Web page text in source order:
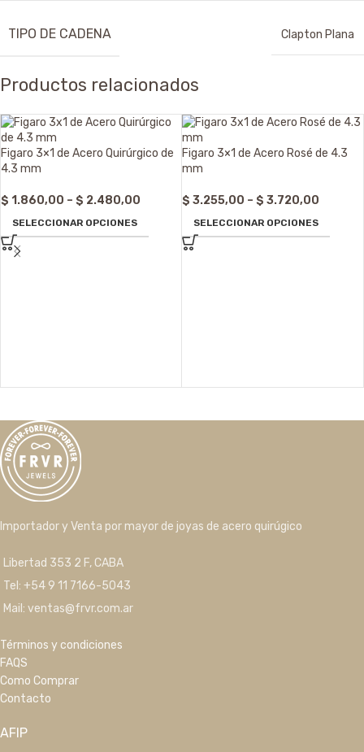
TIPO DE CADENA Clapton Plana
Productos relacionados
Figaro 3×1 de Acero Quirúrgico de
4.3 mm
$ 1.860,00 – $ 2.480,00
SELECCIONAR OPCIONES
Figaro 3×1 de Acero Rosé de 4.3
mm
$ 3.255,00 – $ 3.720,00
SELECCIONAR OPCIONES
Importador y Venta por mayor de joyas de acero quirúgico
Libertad 353 2 F, CABA
Tel: +54 9 11 7166-5043
Mail: ventas@frvr.com.ar
Términos y condiciones
FAQS
Como Comprar
Contacto
AFIP